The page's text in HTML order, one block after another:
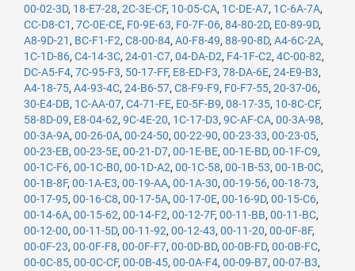
00-02-3D, 18-E7-28, 2C-3E-CF, 10-05-CA, 1C-DE-A7, 1C-6A-7A,
CC-D8-C1 , 7C-0E-CE, F0-9E-63, F0-7F-06, 84-80-2D, E0-89-9D,
A8-9D-21 , BC-F1-F2, C8-00-84, A0-F8-49, 88-90-8D, A4-6C-2A,
1C-1D-86, C4-14-3C, 24-01-C7, 04-DA-D2, F4-1F-C2, 4C-00-82,
DC-A5-F4, 7C-95-F3, 50-17-FF, E8-ED-F3, 78-DA-6E, 24-E9-B3,
A4-18-75, A4-93-4C, 24-B6-57, C8-F9-F9, F0-F7-55, 20-37-06,
30-E4-DB, 1C-AA-07, C4-71-FE, E0-5F-B9, 08-17-35, 10-8C-CF,
58-8D-09, E8-04-62, 9C-4E-20, 1C-17-D3, 9C-AF-CA, 00-3A-98,
00-3A-9A, 00-26-0A, 00-24-50, 00-22-90, 00-23-33, 00-23-05,
00-23-EB, 00-23-5E, 00-21-D7, 00-1E-BE, 00-1E-BD, 00-1F-C9,
00-1C-F6, 00-1C-B0, 00-1D-A2, 00-1C-58, 00-1B-53, 00-1B-0C,
00-1B-8F, 00-1A-E3, 00-19-AA, 00-1A-30, 00-19-56, 00-18-73,
00-17-95, 00-16-C8, 00-17-5A, 00-17-0E, 00-16-9D, 00-15-C6,
00-14-6A, 00-15-62, 00-14-F2, 00-12-7F, 00-11-BB, 00-11-BC,
00-12-00, 00-11-5D, 00-11-92, 00-12-43, 00-11-20, 00-0F-8F,
00-0F-23, 00-0F-F8, 00-0F-F7, 00-0D-BD, 00-0B-FD, 00-0B-FC,
00-0C-85, 00-0C-CF, 00-0B-45, 00-0A-F4, 00-09-B7, 00-07-B3,